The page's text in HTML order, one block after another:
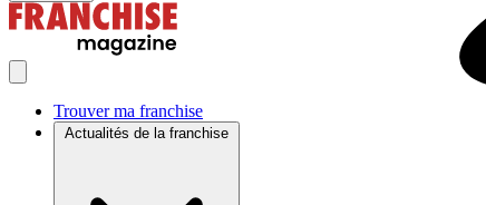
Trouver ma franchise
Actualités de la franchise